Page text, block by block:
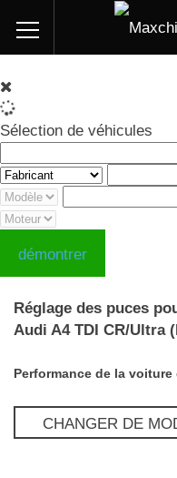
Sélection de véhicules
démontrer
Réglage des puces
Audi A4 TDI CR/Ultra
Performance de la voiture
CHANGER DE